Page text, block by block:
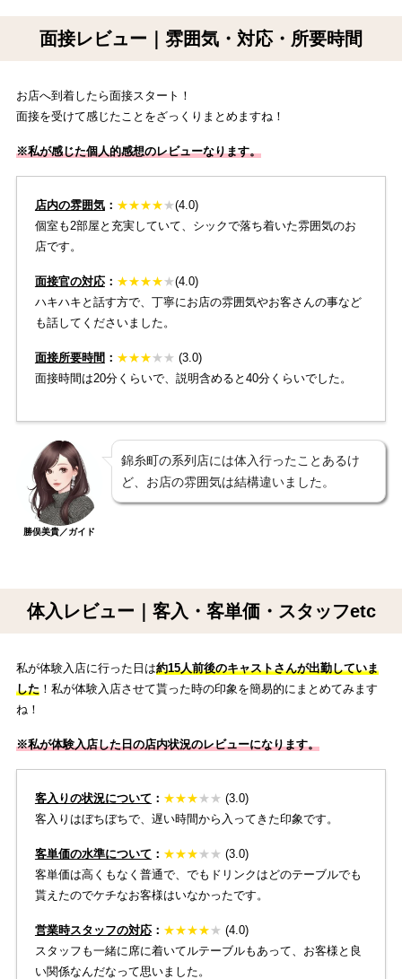
面接レビュー｜雰囲気・対応・所要時間
お店へ到着したら面接スタート！
面接を受けて感じたことをざっくりまとめますね！
※私が感じた個人的感想のレビューなります。
店内の雰囲気： ★★★★★(4.0)
個室も2部屋と充実していて、シックで落ち着いた雰囲気のお
店です。
面接官の対応： ★★★★★(4.0)
ハキハキと話す方で、丁寧にお店の雰囲気やお客さんの事など
も話してくださいました。
面接所要時間： ★★★★★ (3.0)
面接時間は20分くらいで、説明含めると40分くらいでした。
勝俣美貴／ガイド
錦糸町の系列店には体入行ったことあるけ
ど、お店の雰囲気は結構違いました。
体入レビュー｜客入・客単価・スタッフetc
私が体験入店に行った日は約15人前後のキャストさんが出勤していま
した！私が体験入店させて貰った時の印象を簡易的にまとめてみます
ね！
※私が体験入店した日の店内状況のレビューになります。
客入りの状況について ： ★★★★★ (3.0)
客入りはぼちぼちで、遅い時間から入ってきた印象です。
客単価の水準について ： ★★★★★ (3.0)
客単価は高くもなく普通で、でもドリンクはどのテーブルでも
貰えたのでケチなお客様はいなかったです。
営業時スタッフの対応： ★★★★★ (4.0)
スタッフも一緒に席に着いてルテーブルもあって、お客様と良
い関係なんだなって思いました。